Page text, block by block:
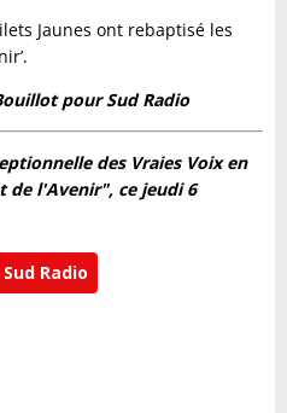
Jaunes ont rebaptisé les
pour Sud Radio
des Vraies Voix en
de l'Avenir", ce jeudi 6
Radio